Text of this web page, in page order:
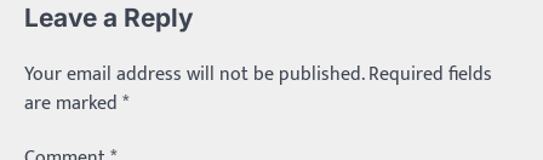
Leave a Reply
Your email address will not be published.Required fields
are marked*